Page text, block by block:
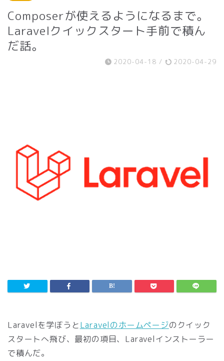
Composerが使えるようになるまで。
Laravelクイックスタート手前で積ん
だ話。
2020-04-18 / 2020-04-29
Laravelを学ぼうとLaravelのホームページのクイック
スタートへ飛び、最初の項目、Laravelインストーラー
で積んだ。